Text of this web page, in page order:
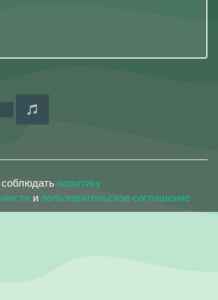
политику
и пользовательское соглашение